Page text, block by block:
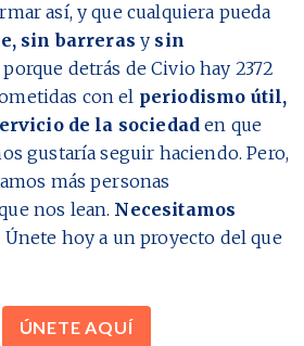
así, y que cualquiera pueda
sin barreras y sin
porque detrás de Civio hay 2372
con el periodismo útil,
de la sociedad en que
gustaría seguir haciendo. Pero,
más personas
nos lean. Necesitamos
Únete hoy a un proyecto del que
ÚNETE AQUÍ